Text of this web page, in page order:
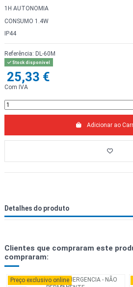
1H AUTONOMIA
CONSUMO 1.4W
IP44
Referência: DL-60M
Stock disponível
25,33 €
Com IVA
Adicionar ao
Detalhes do produto
Clientes que compraram este
compraram:
Preço exclusivo online